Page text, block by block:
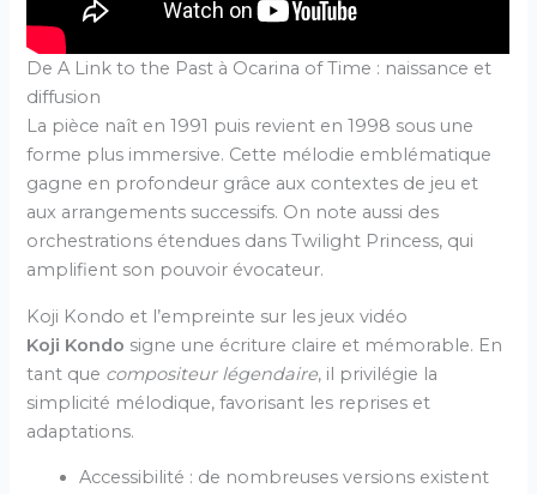
De A Link to the Past à Ocarina of Time : naissance et
diffusion
La pièce naît en 1991 puis revient en 1998 sous une
forme plus immersive. Cette mélodie emblématique
gagne en profondeur grâce aux contextes de jeu et
aux arrangements successifs. On note aussi des
orchestrations étendues dans Twilight Princess, qui
amplifient son pouvoir évocateur.
Koji Kondo et l’empreinte sur les jeux vidéo
Koji Kondo signe une écriture claire et mémorable. En
tant que compositeur légendaire, il privilégie la
simplicité mélodique, favorisant les reprises et
adaptations.
Accessibilité : de nombreuses versions existent